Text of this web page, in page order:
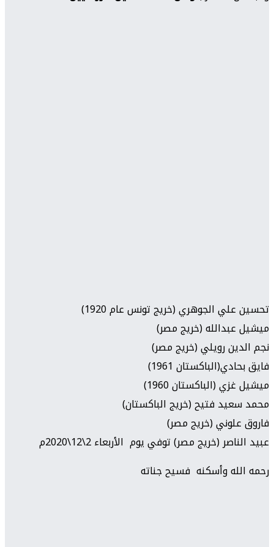
تحسين علي الجوهري (خريج تونس عام 1920)
ميشيل عبدالله (خريج مصر)
نجم الدين رويلي (خريج مصر)
فايق بحادي(الباكستان 1961)
ميشيل غزي (الباكستان 1960)
محمد سعيد فتيح (خريج الباكستان)
فاروق علوني (خريج مصر)
عبيد الناصر (خريج مصر)توفي يوم الأربعاء 2\12\2020م
رحمه الله وأسكنه فسيح جناته